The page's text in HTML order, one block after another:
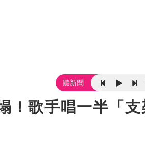
聽新聞
！歌手唱一半「